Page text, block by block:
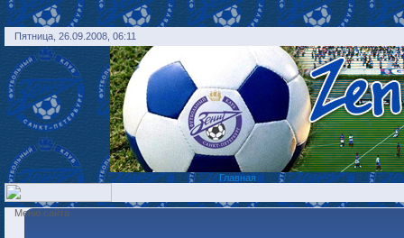
Пятница, 26.09.2008, 06:11
Главная
Меню сайта